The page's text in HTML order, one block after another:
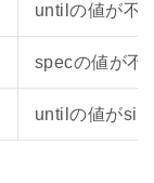
untilの値が不
specの値が不
untilの値が